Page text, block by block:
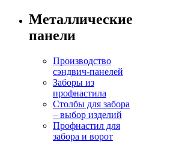
Металлические
панели
Производство
сэндвич-панелей
Заборы из
профнастила
Столбы для забора
– выбор изделий
Профнастил для
забора и ворот